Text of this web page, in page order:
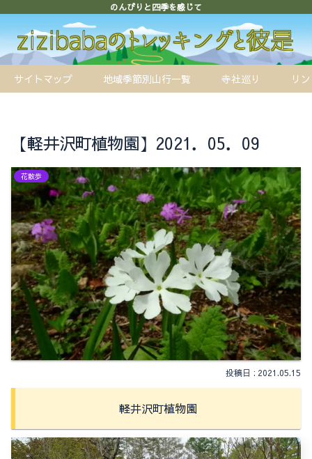
のんびりと四季を感じて
サイトマップ 地域季節別山行一覧 寺社巡り リ
【軽井沢町植物園】2021．05．09
花散歩
2021.05.15
軽井沢町植物園